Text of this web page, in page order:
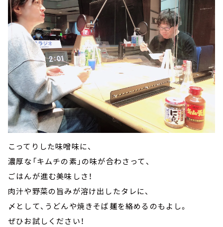
こってりした味噌味に、
濃厚な「キムチの素」の味が合わさって、
ごはんが進む美味しさ！
肉汁や野菜の旨みが溶け出したタレに、
〆として、うどんや焼きそば麺を絡めるのもよし。
ぜひお試しください！